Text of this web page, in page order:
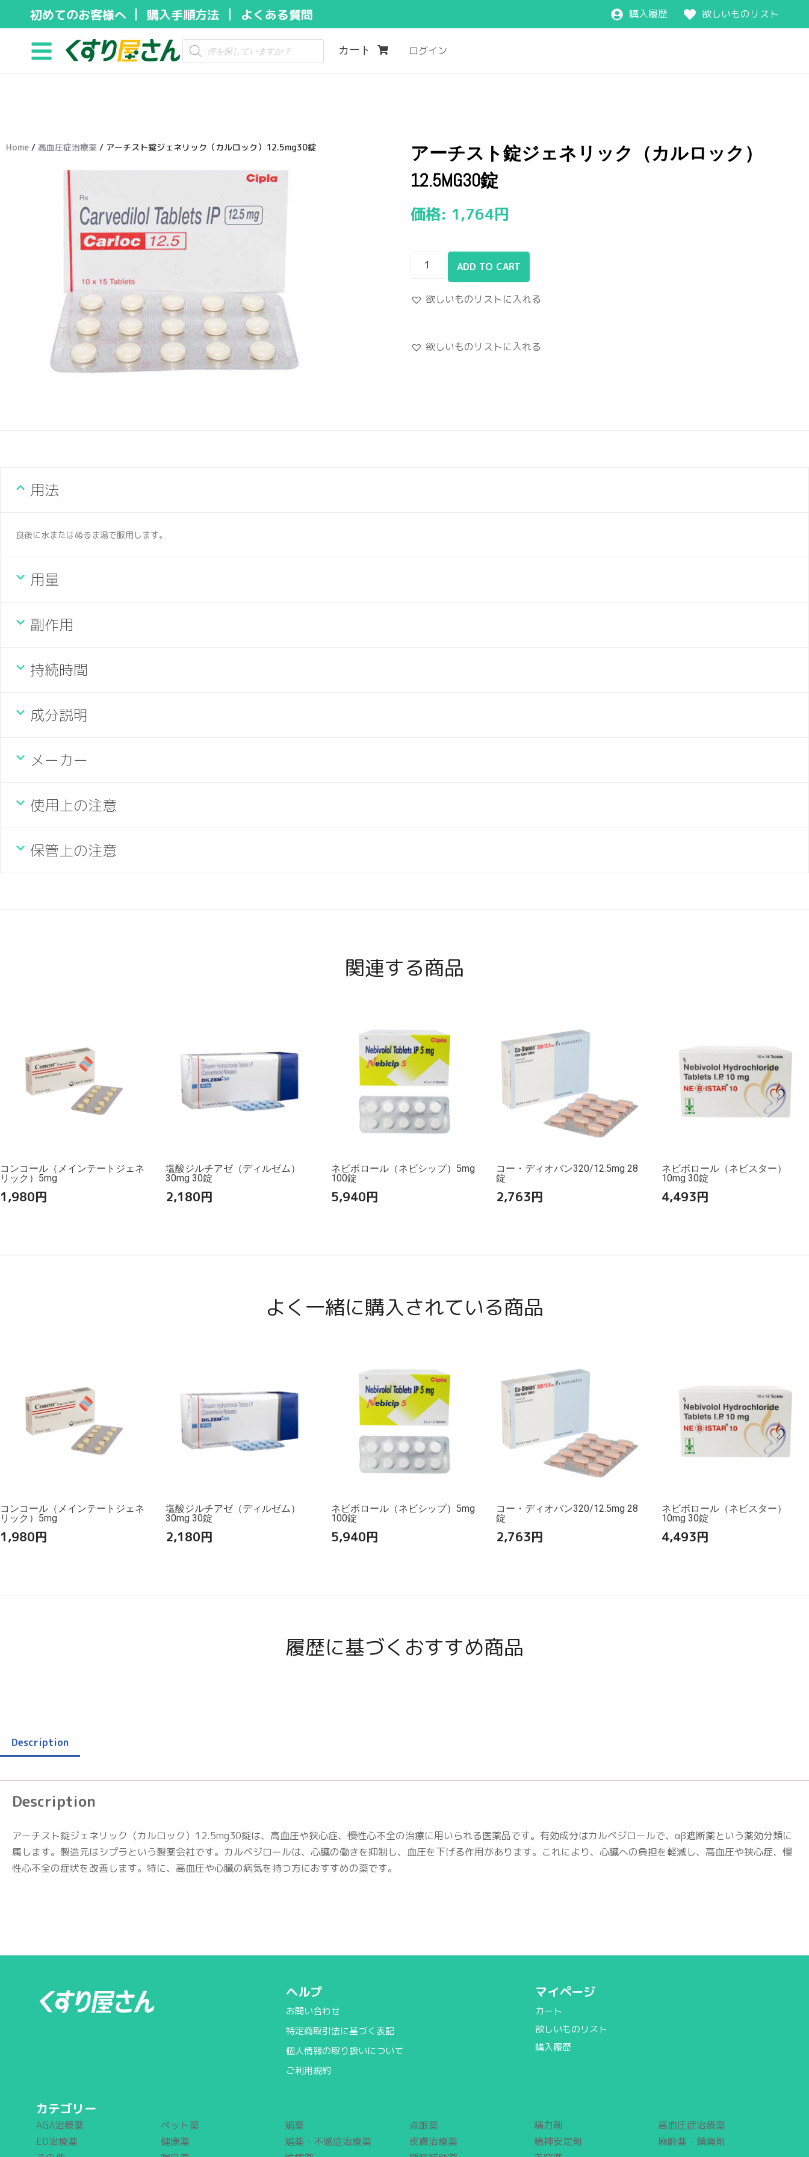
キ
初めてのお客様へ 購入手順方法 よくある質問 購入履歴 欲しいものリスト
カート ログイン
Home / 高血圧症治療薬 / アーチスト錠ジェネリック（カルロック）12.5mg30錠
アーチスト錠ジェネリック（カルロック）
12.5MG30錠
価格: 1,764円
ADD TO CART
欲しいものリストに入れる
欲しいものリストに入れる
用法
食後に水またはぬるま湯で服用します。
用量
副作用
持続時間
成分説明
メーカー
使用上の注意
保管上の注意
関連する商品
コンコール（メインテートジェネ
リック）5mg
1,980円
塩酸ジルチアゼ（ディルゼム）
30mg 30錠
2,180円
ネビボロール（ネビシップ）5mg
100錠
5,940円
コー・ディオバン320/12.5mg 28
錠
2,763円
ネビボロール（ネビスター）
10mg 30錠
4,493円
よく一緒に購入されている商品
コンコール（メインテートジェネ
リック）5mg
1,980円
塩酸ジルチアゼ（ディルゼム）
30mg 30錠
2,180円
ネビボロール（ネビシップ）5mg
100錠
5,940円
コー・ディオバン320/12.5mg 28
錠
2,763円
ネビボロール（ネビスター）
10mg 30錠
4,493円
履歴に基づくおすすめ商品
Description
Description
アーチスト錠ジェネリック（カルロック）12.5mg30錠は、高血圧や狭心症、慢性心不全の治療に用いられる医薬品です。有効成分はカルベジロールで、αβ遮断薬という薬効分類に
属します。製造元はシプラという製薬会社です。カルベジロールは、心臓の働きを抑制し、血圧を下げる作用があります。これにより、心臓への負担を軽減し、高血圧や狭心症、慢
性心不全の症状を改善します。特に、高血圧や心臓の病気を持つ方におすすめの薬です。
ヘルプ
お問い合わせ
特定商取引法に基づく表記
個人情報の取り扱いについて
ご利用規約
マイページ
カート
欲しいものリスト
購入履歴
カテゴリー
AGA治療薬
ED治療薬
ペット薬
健康薬
媚薬
媚薬・不感症治療薬
点眼薬
皮膚治療薬
精力剤
精神安定剤
高血圧症治療薬
麻酔薬・鎮痛剤